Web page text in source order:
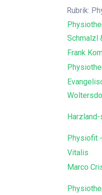
Rubrik:
Schmalzl
Frank
Harzland-
Physiofit
Vitalis
Marco